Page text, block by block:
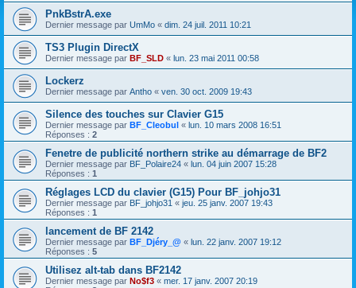
PnkBstrA.exe
Dernier message par UmMo « dim. 24 juil. 2011 10:21
TS3 Plugin DirectX
Dernier message par BF_SLD « lun. 23 mai 2011 00:58
Lockerz
Dernier message par Antho « ven. 30 oct. 2009 19:43
Silence des touches sur Clavier G15
Dernier message par BF_Cleobul « lun. 10 mars 2008 16:51
Réponses : 2
Fenetre de publicité northern strike au démarrage de BF2
Dernier message par BF_Polaire24 « lun. 04 juin 2007 15:28
Réponses : 1
Réglages LCD du clavier (G15) Pour BF_johjo31
Dernier message par BF_johjo31 « jeu. 25 janv. 2007 19:43
Réponses : 1
lancement de BF 2142
Dernier message par BF_Djéry_@ « lun. 22 janv. 2007 19:12
Réponses : 5
Utilisez alt-tab dans BF2142
Dernier message par No$f3 « mer. 17 janv. 2007 20:19